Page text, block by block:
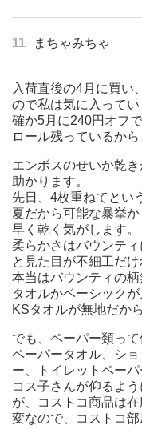
11 まちゃみちゃ
入荷直後の4月に買い
ので私は気に入ってい
確か5月に240円オフ
ロール残っているから
エンボスのせいか乾
助かります。
先日、4枚重ねてとい
夏だから可能な暴挙
早く乾く気がします。
柔らかさはバウンテ
と見た目が不細工だ
本当はバウンティの
タオルかベーシック
KSタオルが無地だか
でも、ペーパー類っ
ペーパータオル、シ
ー、トイレットペー
コス子さんが仰るよ
が、コストコ商品は
変なので、コストコ